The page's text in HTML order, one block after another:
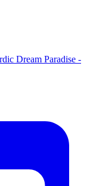
Dream Paradise -